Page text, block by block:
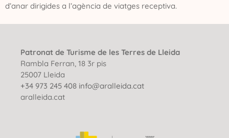
d’anar dirigides a l’agència de viatges receptiva.
Patronat de Turisme de les Terres de Lleida
Rambla Ferran, 18 3r pis
25007 Lleida
+34 973 245 408 info@aralleida.cat
aralleida.cat